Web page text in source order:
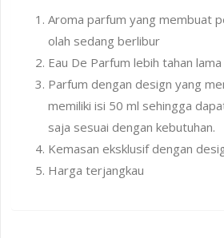
Aroma parfum yang membuat
olah sedang berlibur
Eau De Parfum lebih tahan
Parfum dengan design yang
memiliki isi 50 ml sehingga
saja sesuai dengan kebutuhan.
Kemasan eksklusif dengan
Harga terjangkau